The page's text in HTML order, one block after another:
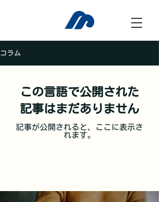
コラム
この言語で公開された
記事はまだありません
記事が公開されると、ここに表示さ
れます。